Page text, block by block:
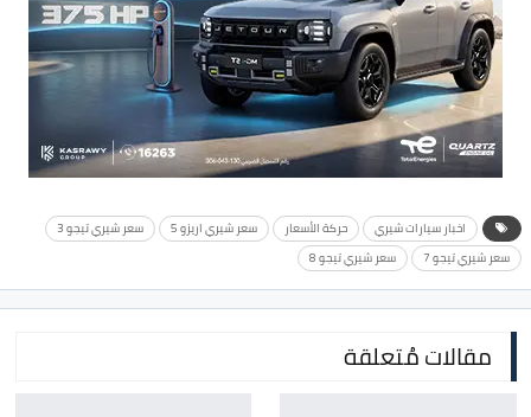
اخبار سيارات شيري حركة الأسعار سعر شيري اريزو 5
سعر شيري تيجو 3
سعر شيري تيجو 7
سعر شيري تيجو 8
مقالات مُتعلقة